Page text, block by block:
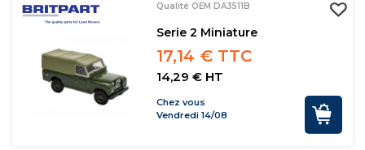
Qualité OEM DA3511B
Serie 2 Miniature
17,14 € TTC
14,29 € HT
Chez vous
Vendredi 14/08